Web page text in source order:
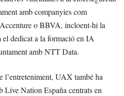
amb companyies com
o BBVA, incloent-hi la
el dedicat a la formació en IA
amb NTT Data.
l’entreteniment, UAX també ha
Live Nation España centrats en